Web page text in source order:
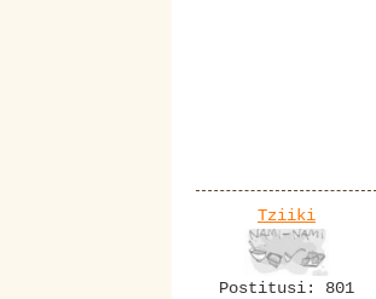
Tziiki
Postitusi: 801